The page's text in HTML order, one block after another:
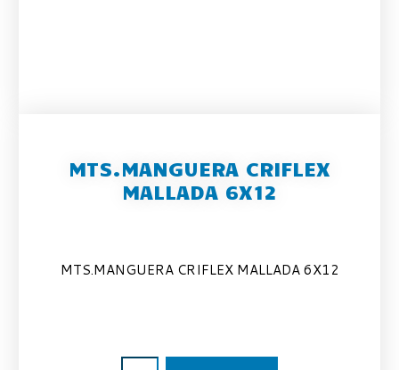
MTS.MANGUERA CRIFLEX
MALLADA 6X12
MTS.MANGUERA CRIFLEX MALLADA 6X12